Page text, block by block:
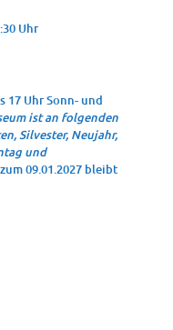
Uhr
17 Uhr Sonn- und
ist an folgenden
Silvester, Neujahr,
und
09.01.2027 bleibt